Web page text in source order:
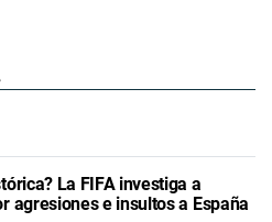
La FIFA investiga a
agresiones e insultos a España